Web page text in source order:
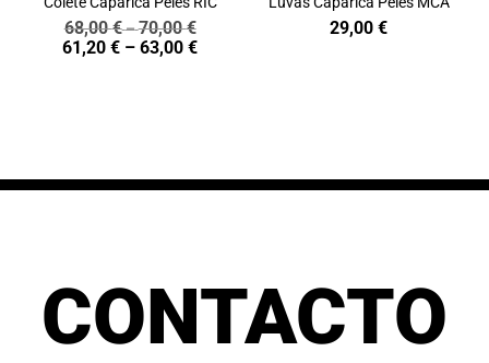
68,00€–70,00€Price
range:
61,20€ – 63,00€Price
29,00€
CONTACTO